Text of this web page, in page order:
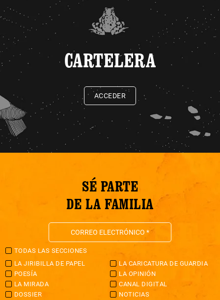
CARTELERA
ACCEDER
SÉ PARTE
DE LA FAMILIA
TODAS LAS SECCIONES
LA JIRIBILLA DE PAPEL
LA CARICATURA DE GUARDIA
POESÍA
LA OPINIÓN
LA MIRADA
CANAL DIGITAL
DOSSIER
NOTICIAS